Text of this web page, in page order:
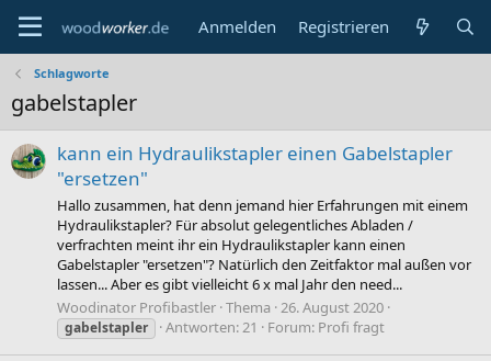
Anmelden Registrieren
Schlagworte
gabelstapler
kann ein Hydraulikstapler einen Gabelstapler
"ersetzen"
Hallo zusammen, hat denn jemand hier Erfahrungen mit einem
Hydraulikstapler? Für absolut gelegentliches Abladen /
verfrachten meint ihr ein Hydraulikstapler kann einen
Gabelstapler "ersetzen"? Natürlich den Zeitfaktor mal außen vor
lassen... Aber es gibt vielleicht 6 x mal Jahr den need...
Woodinator Profibastler Thema 26. August 2020
gabelstapler Antworten: 21 Forum: Profi fragt